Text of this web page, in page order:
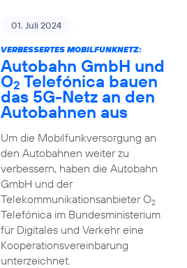
01. Juli 2024
VERBESSERTES MOBILFUNKNETZ:
Autobahn GmbH und
O2 Telefónica bauen
das 5G-Netz an den
Autobahnen aus
Um die Mobilfunkversorgung an
den Autobahnen weiter zu
verbessern, haben die Autobahn
GmbH und der
Telekommunikationsanbieter O2
Telefónica im Bundesministerium
für Digitales und Verkehr eine
Kooperationsvereinbarung
unterzeichnet.